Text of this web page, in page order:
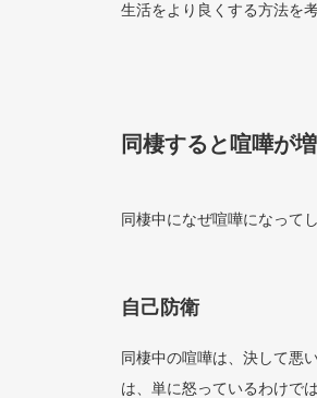
生活をより良くする方法を
同棲すると喧嘩が
同棲中になぜ喧嘩になって
自己防衛
同棲中の喧嘩は、決して悪
は、単に怒っているわけで